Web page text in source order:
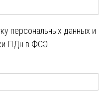
персональных данных и
ПДн в ФСЭ